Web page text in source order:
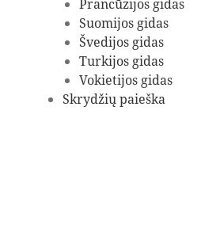
Prancūzijos gidas
Suomijos gidas
Švedijos gidas
Turkijos gidas
Vokietijos gidas
Skrydžių paieška